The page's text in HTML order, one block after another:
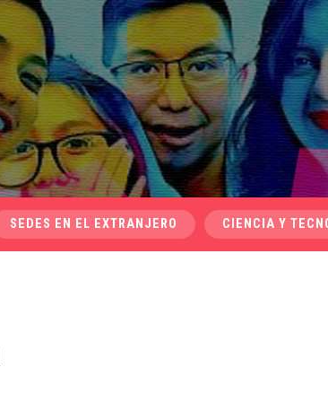
SEDES EN EL EXTRANJERO CIENCIA Y